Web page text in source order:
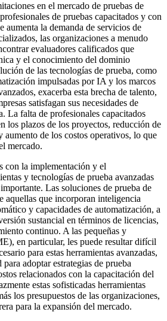
en el mercado de pruebas de
de pruebas capacitados y con
aumenta la demanda de servicios de
las organizaciones a menudo
evaluadores calificados que
y el conocimiento del dominio
de las tecnologías de prueba, como
impulsadas por IA y los marcos
exacerba esta brecha de talento,
satisfagan sus necesidades de
La falta de profesionales capacitados
los plazos de los proyectos, reducción de
aumento de los costos operativos, lo que
mercado.
con la implementación y el
y tecnologías de prueba avanzadas
Las soluciones de prueba de
aquellas que incorporan inteligencia
y capacidades de automatización, a
sustancial en términos de licencias,
continuo. A las pequeñas y
en particular, les puede resultar difícil
para estas herramientas avanzadas,
adoptar estrategias de prueba
relacionados con la capacitación del
estas sofisticadas herramientas
los presupuestos de las organizaciones,
para la expansión del mercado.